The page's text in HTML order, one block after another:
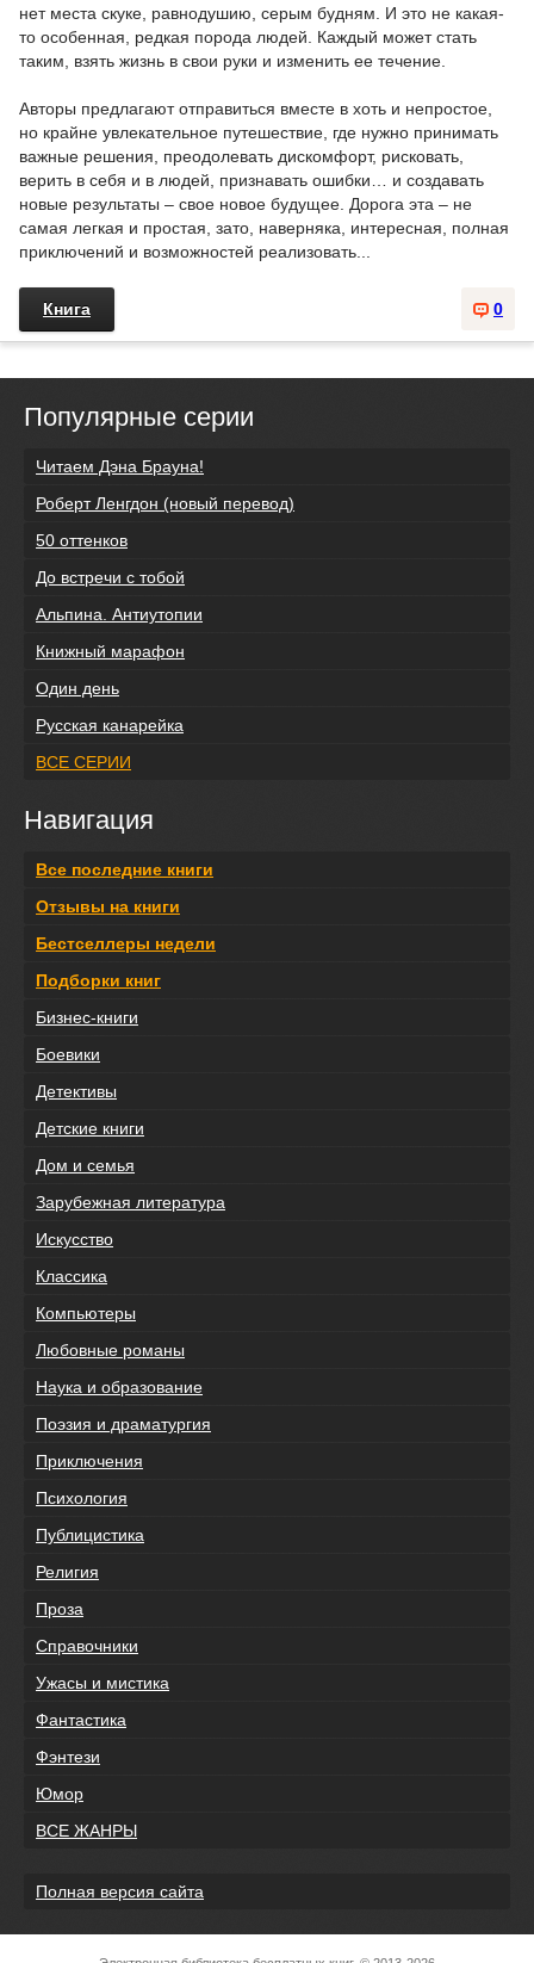
нет места скуке, равнодушию, серым будням. И это не какая-
то особенная, редкая порода людей. Каждый может стать
таким, взять жизнь в свои руки и изменить ее течение.
Авторы предлагают отправиться вместе в хоть и непростое,
но крайне увлекательное путешествие, где нужно принимать
важные решения, преодолевать дискомфорт, рисковать,
верить в себя и в людей, признавать ошибки… и создавать
новые результаты – свое новое будущее. Дорога эта – не
самая легкая и простая, зато, наверняка, интересная, полная
приключений и возможностей реализовать...
0
Книга
Популярные серии
Читаем Дэна Брауна!
Роберт Ленгдон (новый перевод)
50 оттенков
До встречи с тобой
Альпина. Антиутопии
Книжный марафон
Один день
Русская канарейка
ВСЕ СЕРИИ
Навигация
Все последние книги
Отзывы на книги
Бестселлеры недели
Подборки книг
Бизнес-книги
Боевики
Детективы
Детские книги
Дом и семья
Зарубежная литература
Искусство
Классика
Компьютеры
Любовные романы
Наука и образование
Поэзия и драматургия
Приключения
Психология
Публицистика
Религия
Проза
Справочники
Ужасы и мистика
Фантастика
Фэнтези
Юмор
ВСЕ ЖАНРЫ
Полная версия сайта